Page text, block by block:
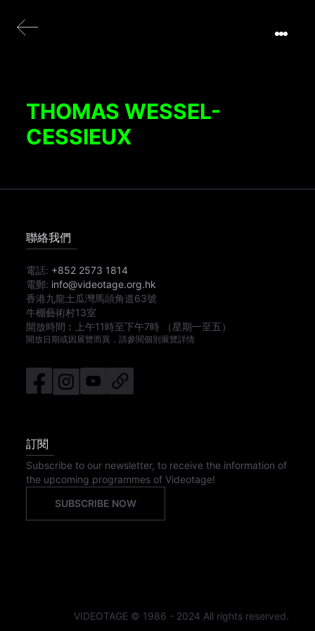
THOMAS WESSEL-
CESSIEUX
聯絡我們
電話: +852 2573 1814
電郵: info@videotage.org.hk
香港九龍土瓜灣馬頭角道63號
牛棚藝術村13室
開放時間︰
上午11時至下午7時 （星期一至五）
開放日期或因展覽而異，請參閱個別展覽詳情
訂閱
Subscribe to our newsletter, to receive the information of
the upcoming programmes of Videotage!
SUBSCRIBE NOW
VIDEOTAGE © 1986 - 2024 All rights reserved.